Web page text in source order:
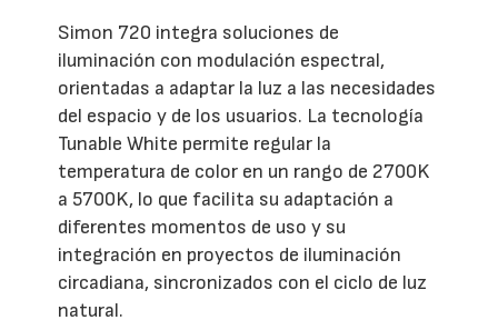
Simon 720 integra soluciones de
iluminación con modulación espectral,
orientadas a adaptar la luz a las necesidades
del espacio y de los usuarios. La tecnología
Tunable White permite regular la
temperatura de color en un rango de 2700K
a 5700K, lo que facilita su adaptación a
diferentes momentos de uso y su
integración en proyectos de iluminación
circadiana, sincronizados con el ciclo de luz
natural.